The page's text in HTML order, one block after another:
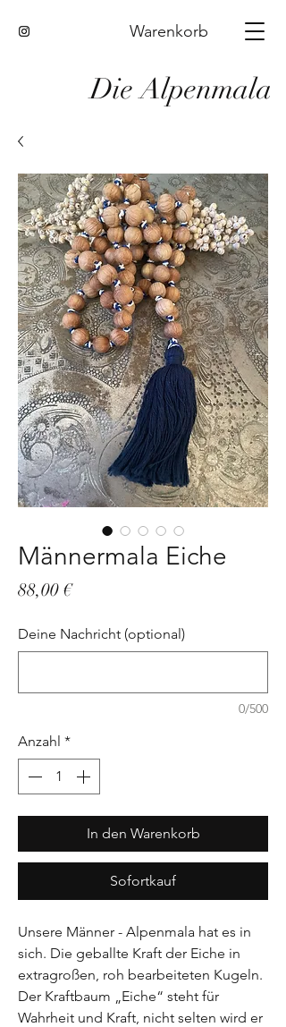
Warenkorb
Die Alpenmala
Männermala Eiche
88,00 €Preis
Deine Nachricht (optional)
0/500
Anzahl *
In den Warenkorb
Sofortkauf
Unsere Männer - Alpenmala hat es in
sich. Die geballte Kraft der Eiche in
extragroßen, roh bearbeiteten Kugeln.
Der Kraftbaum „Eiche“ steht für
Wahrheit und Kraft, nicht selten wird er